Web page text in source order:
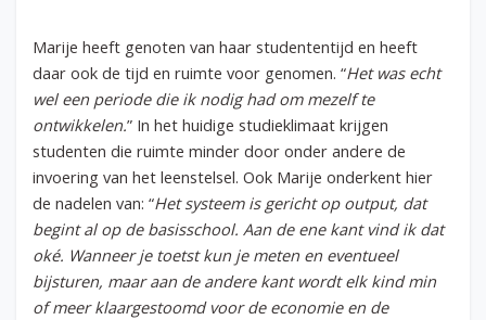
Marije heeft genoten van haar studententijd en heeft
daar ook de tijd en ruimte voor genomen. “Het was echt
wel een periode die ik nodig had om mezelf te
ontwikkelen.” In het huidige studieklimaat krijgen
studenten die ruimte minder door onder andere de
invoering van het leenstelsel. Ook Marije onderkent hier
de nadelen van: “Het systeem is gericht op output, dat
begint al op de basisschool. Aan de ene kant vind ik dat
oké. Wanneer je toetst kun je meten en eventueel
bijsturen, maar aan de andere kant wordt elk kind min
of meer klaargestoomd voor de economie en de